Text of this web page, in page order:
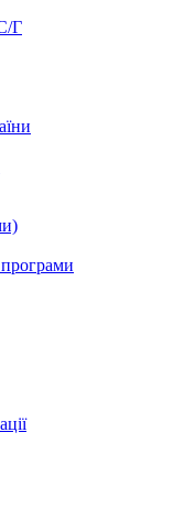
Г
програми